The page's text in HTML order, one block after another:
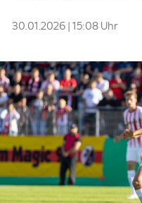
30.01.2026 | 15:08 Uhr